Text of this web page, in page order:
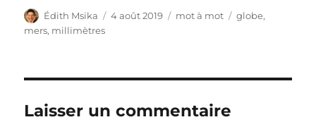
Auteur
Édith Msika
Publié
4 août 2019 Catégories
mot à mot Étiquettes
globe,
mers, millimètres
Laisser un commentaire